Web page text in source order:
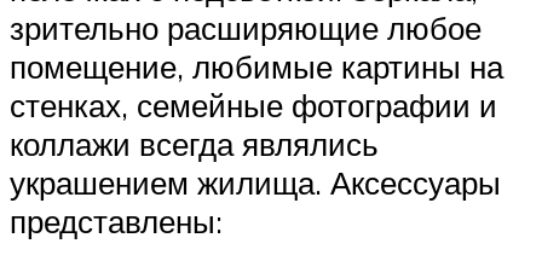
зрительно расширяющие любое
помещение, любимые картины на
стенках, семейные фотографии и
коллажи всегда являлись
украшением жилища. Аксессуары
представлены: